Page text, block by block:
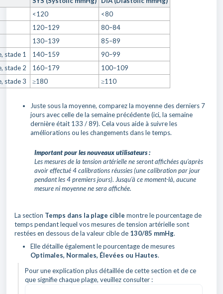
<120
<80
120–129
80–84
130–139
85–89
stade 1
140–159
90–99
stade 2
160–179
100–109
stade 3
≥180 ≥110
Juste sous la moyenne, comparez la moyenne des derniers 7
jours avec celle de la semaine précédente (ici, la semaine
dernière était 133 / 89). Cela vous aide à suivre les
améliorations ou les changements dans le temps.
Important pour les nouveaux utilisateurs :
Les mesures de la tension artérielle ne seront affichées qu’après
avoir effectué 4 calibrations réussies (une calibration par jour
pendant les 4 premiers jours). Jusqu’à ce moment-là, aucune
mesure ni moyenne ne sera affichée.
La section Temps dans la plage cible montre le pourcentage de
temps pendant lequel vos mesures de tension artérielle sont
restées en dessous de la valeur cible de 130/85 mmHg.
Elle détaille également le pourcentage de mesures
Optimales, Normales, Élevées ou Hautes.
Pour une explication plus détaillée de cette section et de ce
que signifie chaque plage, veuillez consulter :